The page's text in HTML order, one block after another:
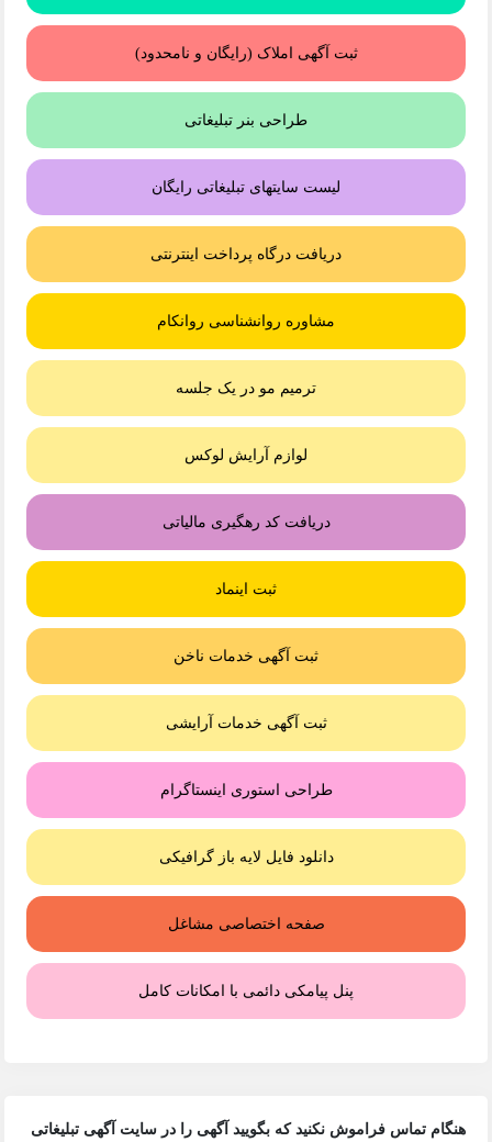
ثبت آگهی املاک (رایگان و نامحدود)
طراحی بنر تبلیغاتی
لیست سایتهای تبلیغاتی رایگان
دریافت درگاه پرداخت اینترنتی
مشاوره روانشناسی روانکام
ترمیم مو در یک جلسه
لوازم آرایش لوکس
دریافت کد رهگیری مالیاتی
ثبت اینماد
ثبت آگهی خدمات ناخن
ثبت آگهی خدمات آرایشی
طراحی استوری اینستاگرام
دانلود فایل لایه باز گرافیکی
صفحه اختصاصی مشاغل
پنل پیامکی دائمی با امکانات کامل
هنگام تماس فراموش نکنید که بگویید آگهی را درسایت آگهی تبلیغاتی